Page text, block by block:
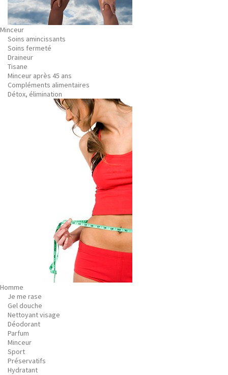
Minceur
Soins amincissants
Soins fermeté
Draineur
Tisane
Minceur après 45 ans
Compléments alimentaires
Détox, élimination
Homme
Je me rase
Gel douche
Nettoyant visage
Déodorant
Parfum
Minceur
Sport
Préservatifs
Hydratant